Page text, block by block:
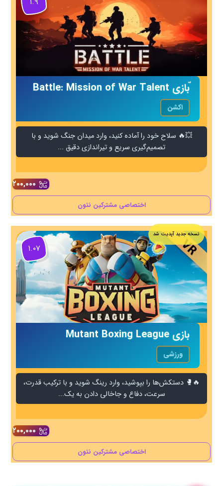
ّبازی Battle: Mission of War Talent
اکشن
💥🔥 سلاح خود را آماده کنید، وارد میدان جنگ شوید و با
تصمیم‌گیری سریع و تیراندازی دقیق ...
۲۰۰,۰۰۰
اختصاصی مشترکین نئون
۱.۰۷
بازی Mutant Boxing League
ورزشی
🔥🥊 دستکش‌ها را بپوشید، وارد رینگ شوید و با ترکیب قدرت،
سرعت، دفاع و جاخالی دادن به یک...
نسخه جدید آپدیت شد
۲۰۰,۰۰۰
اختصاصی مشترکین نئون